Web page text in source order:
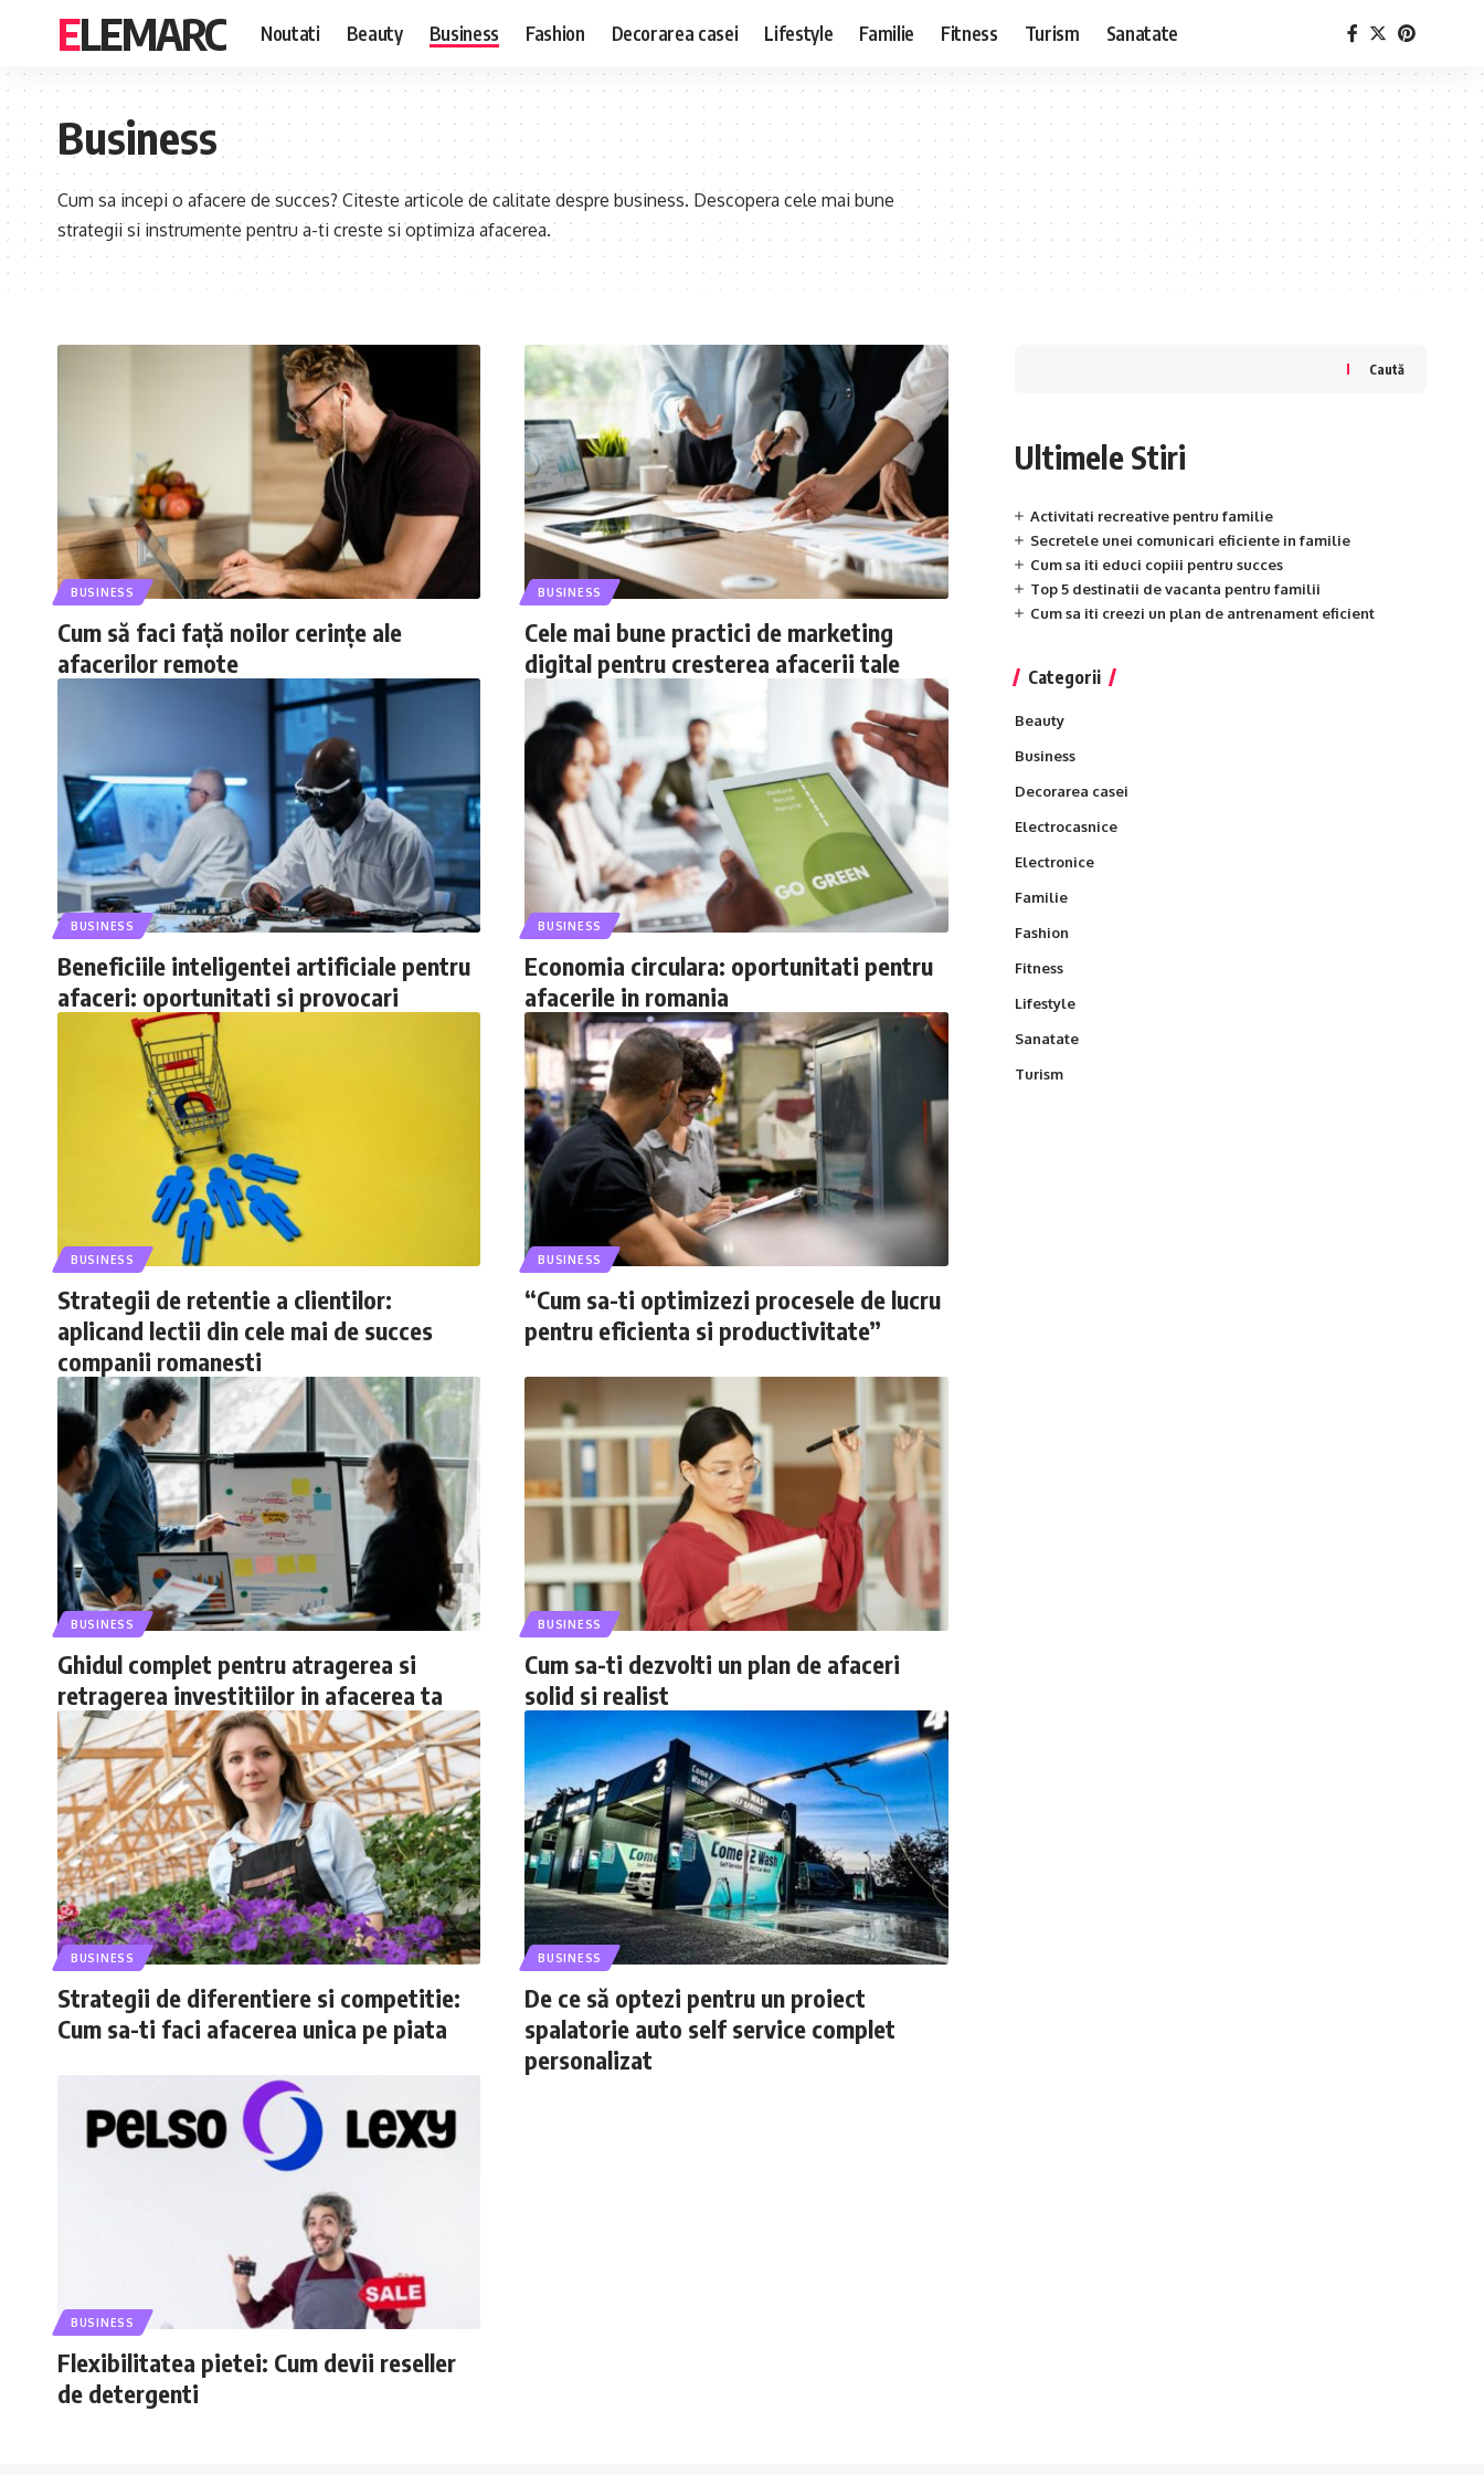
ELEMARC Noutati Beauty Business Fashion Decorarea casei Lifestyle Familie Fitness Turism Sanatate
Business
Cum sa incepi o afacere de succes? Citeste articole de calitate despre business. Descopera cele mai bune
strategii si instrumente pentru a-ti creste si optimiza afacerea.
BUSINESS
Cum să faci față noilor cerințe ale
afacerilor remote
BUSINESS
Cele mai bune practici de marketing
digital pentru cresterea afacerii tale
BUSINESS
Beneficiile inteligentei artificiale pentru
afaceri: oportunitati si provocari
BUSINESS
Economia circulara: oportunitati pentru
afacerile in romania
BUSINESS
Strategii de retentie a clientilor:
aplicand lectii din cele mai de succes
companii romanesti
BUSINESS
“Cum sa-ti optimizezi procesele de lucru
pentru eficienta si productivitate”
BUSINESS
Ghidul complet pentru atragerea si
retragerea investitiilor in afacerea ta
BUSINESS
Cum sa-ti dezvolti un plan de afaceri
solid si realist
BUSINESS
Strategii de diferentiere si competitie:
Cum sa-ti faci afacerea unica pe piata
BUSINESS
De ce să optezi pentru un proiect
spalatorie auto self service complet
personalizat
BUSINESS
Flexibilitatea pietei: Cum devii reseller
de detergenti
Caută
Ultimele Stiri
Activitati recreative pentru familie
Secretele unei comunicari eficiente in familie
Cum sa iti educi copiii pentru succes
Top 5 destinatii de vacanta pentru familii
Cum sa iti creezi un plan de antrenament eficient
Categorii
Beauty
Business
Decorarea casei
Electrocasnice
Electronice
Familie
Fashion
Fitness
Lifestyle
Sanatate
Turism